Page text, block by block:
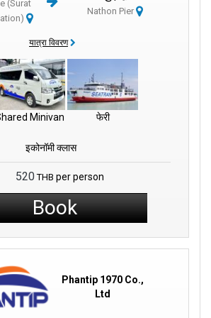
वाली फेरी सेवाओं में विशेषज्ञता रखता है, जो कई गंतव्यों को
खूबसूरती को आसानी से खोजें, खूबसूरत द्वीपों से लेकर व्यस्त
विकल्पों के साथ। समयबद्धता, सुरक्षा और आपके पहले
देकर, हम एक ऐसी यात्रा का वादा करते हैं जो अद्भुत यादें
फेरी सेवाएं विभिन्न स्थलों के बीच विश्वसनीय संबंध बनाती हैं,
अनुभव सुनिश्चित करती हैं।
आपकी भलाई को प्राथमिकता देता है, आरामदायक
से जुड़े फेरी मार्गों के माध्यम से कई आकर्षक स्थलों की
(Surat
Nathon Pier
यात्रा विवरण
Minivan फेरी
इकोनॉमी क्लास
520 THB per person
Book
Phantip 1970 Co.,
Ltd